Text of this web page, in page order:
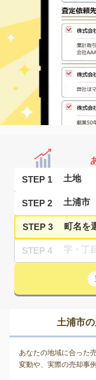
STEP 1
STEP 2
STEP 3
STEP 4
土浦市
あなたの地域に合った
変動や、実際の売却事